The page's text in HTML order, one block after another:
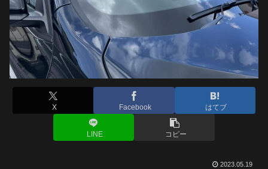
X Facebook はてブ
LINE コピー
2023.05.19